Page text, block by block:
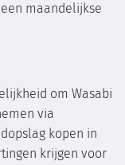
maandelijkse
om Wasabi
via
kopen in
krijgen voor